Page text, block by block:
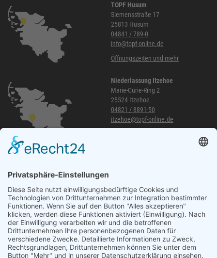
TOPF Husum
Siemensstraße 17
25813 Husum
04841 / 789-0
info@topf-online.de
Öffnungszeiten und mehr
Niederlassung Itzehoe
Marie-Curie-Ring 2
25524 Itzehoe
04821 / 8891-50
itzehoe@topf-online.de
040 / 21 04 04 04-04
glinde@topf-online.de
Öffnungszeiten und mehr